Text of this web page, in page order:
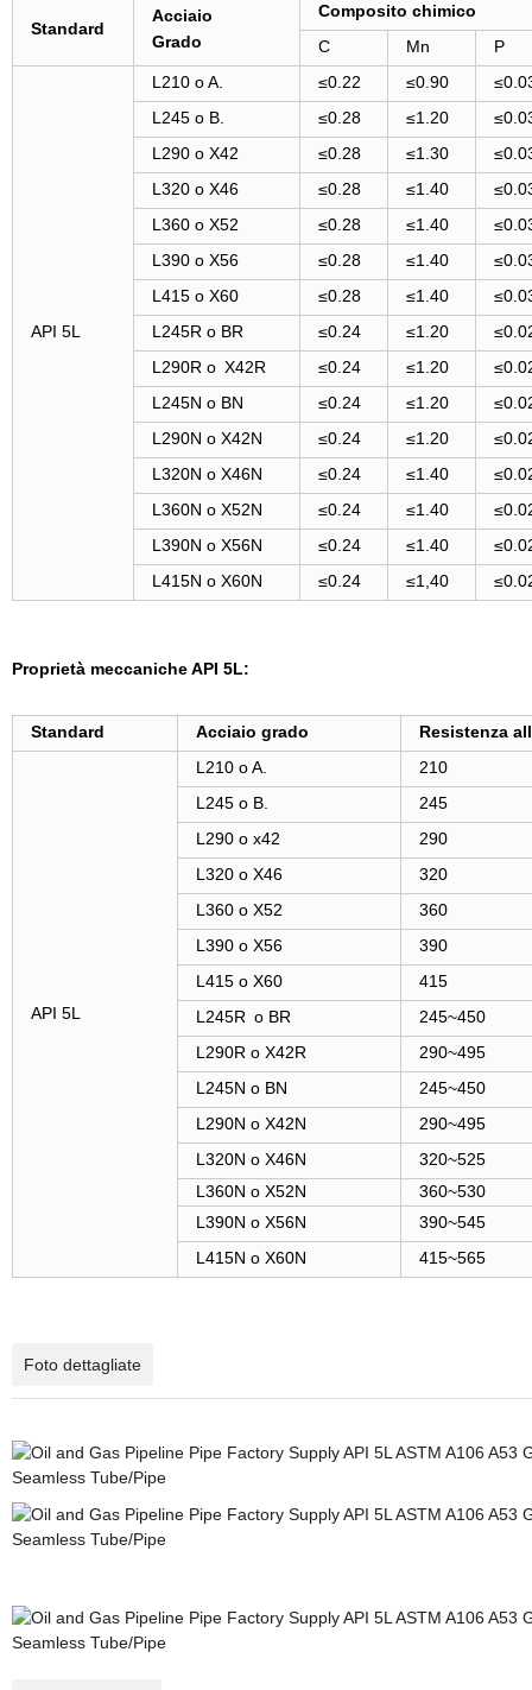
Standard
Acciaio
Grado
Composito chimico
C
Mn P
API 5L
L210 o A. ≤0.22 ≤0.90
L245 o B.
≤0.28 ≤1.20
L290 o X42
≤0.28 ≤1.30
L320 o X46
≤0.28 ≤1.40
L360 o X52
≤0.28 ≤1.40
L390 o X56
≤0.28 ≤1.40
L415 o X60
≤0.28 ≤1.40
L245R o BR
≤0.24 ≤1.20
L290R o X42R ≤0.24 ≤1.20
L245N o BN
≤0.24 ≤1.20
L290N o X42N
≤0.24 ≤1.20
L320N o X46N
≤0.24 ≤1.40
L360N o X52N
≤0.24 ≤1.40
L390N o X56N
≤0.24 ≤1.40
L415N o X60N
≤0.24 ≤1,40
Proprietà meccaniche API 5L:
Standard Acciaio grado Resistenza
API 5L
L210 o A.
210
L245 o B.
245
L290 o x42
290
L320 o X46
320
L360 o X52
360
L390 o X56
390
L415 o X60
415
L245R o BR
245~450
L290R o X42R
290~495
L245N o BN
245~450
L290N o X42N
290~495
L320N o X46N
320~525
L360N o X52N
360~530
L390N o X56N
390~545
L415N o X60N
415~565
Foto dettagliate